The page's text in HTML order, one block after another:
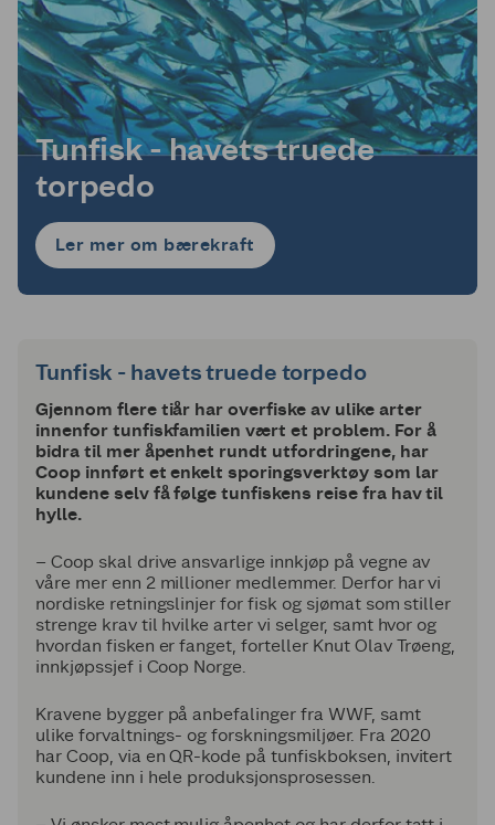
Tunfisk - havets truede
torpedo
Ler mer om bærekraft
Tunfisk - havets truede torpedo
Gjennom flere tiår har overfiske av ulike arter
innenfor tunfiskfamilien vært et problem. For å
bidra til mer åpenhet rundt utfordringene, har
Coop innført et enkelt sporingsverktøy som lar
kundene selv få følge tunfiskens reise fra hav til
hylle.
– Coop skal drive ansvarlige innkjøp på vegne av
våre mer enn 2 millioner medlemmer. Derfor har vi
nordiske retningslinjer for fisk og sjømat som stiller
strenge krav til hvilke arter vi selger, samt hvor og
hvordan fisken er fanget, forteller Knut Olav Trøeng,
innkjøpssjef i Coop Norge.
Kravene bygger på anbefalinger fra WWF, samt
ulike forvaltnings- og forskningsmiljøer. Fra 2020
har Coop, via en QR-kode på tunfiskboksen, invitert
kundene inn i hele produksjonsprosessen.